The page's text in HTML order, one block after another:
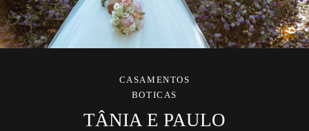
CASAMENTOS
BOTICAS
TÂNIA E PAULO